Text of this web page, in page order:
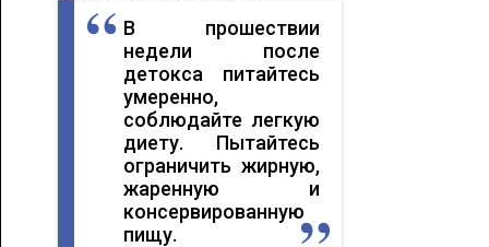
В прошествии
недели после
детокса питайтесь
умеренно,
соблюдайте легкую
диету. Пытайтесь
ограничить жирную,
жаренную и
консервированную
пищу.